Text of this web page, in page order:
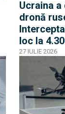
Ucraina
dronă
loc la
regiunea
cu o
KM
27 IULIE 2026